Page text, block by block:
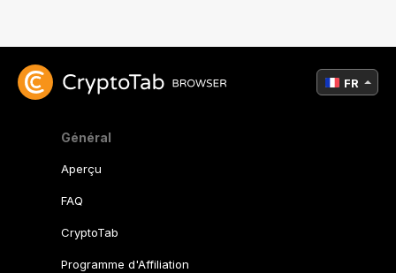
Général
Aperçu
FAQ
CryptoTab
Programme d'Affiliation
FR